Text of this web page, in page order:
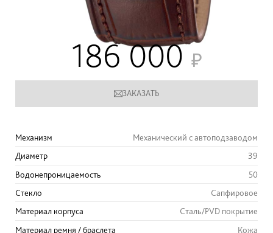
186 000
ЗАКАЗАТЬ
Механизм
Механический с автоподзаводом
Диаметр
39
Водонепроницаемость
50
Стекло
Сапфировое
Материал корпуса
Сталь/PVD покрытие
Материал ремня / браслета
Кожа